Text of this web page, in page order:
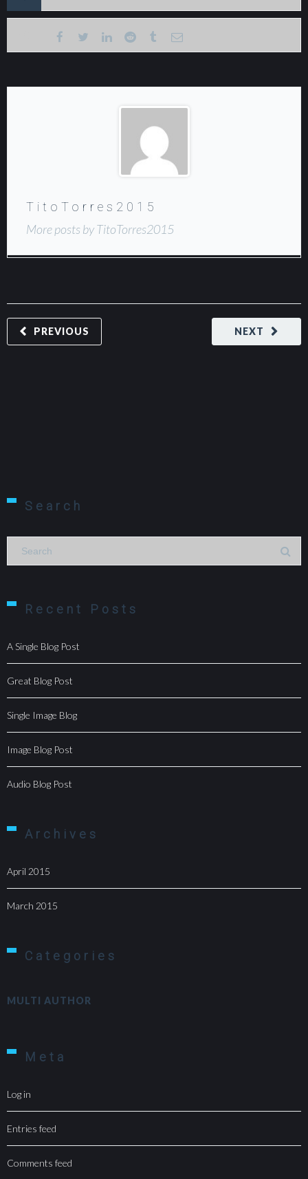
TitoTorres2015
More posts by TitoTorres2015
NEXT
PREVIOUS
Search
Recent Posts
A Single Blog Post
Great Blog Post
Single Image Blog
Image Blog Post
Audio Blog Post
Archives
April 2015
March 2015
Categories
MULTI AUTHOR
Meta
Log in
Entries feed
Comments feed